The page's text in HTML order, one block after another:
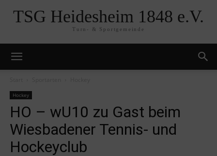
TSG Heidesheim 1848 e.V.
Turn- & Sportgemeinde
Hockey
HO – wU10 zu Gast beim
Wiesbadener Tennis- und
Hockeyclub